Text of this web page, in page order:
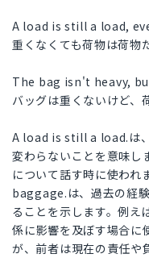
A load is still a load,
重くなくても荷物は荷物
The bag isn't heavy,
バッグは重くないけど、
A load is still a load.は
変わらないことを意味し
について話す時に使わ
baggage.は、過去の経
ることを示します。例え
係に影響を及ぼす場合に
が、前者は現在の責任や